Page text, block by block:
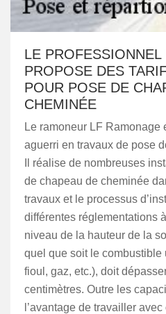
LE
PROPOSE DES
POUR POSE DE
CHEMINÉE
Le ramoneur LF Ramonage
aguerri en travaux de pose
Il réalise de nombreuses
de chapeau de cheminée
travaux et le processus
différentes réglementations
niveau de la hauteur de la
quel que soit le combustible
fioul, gaz, etc.), doit
centimètres. Outre les
l’avantage de travailler